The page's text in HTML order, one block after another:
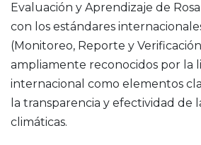
Evaluación y Aprendizaje de
con los estándares
(Monitoreo, Reporte y
ampliamente reconocidos por la
internacional como elementos
la transparencia y efectividad de
climáticas.